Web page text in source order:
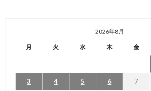
2026年8月
月 火 水 木 金
3 4 5 6 7